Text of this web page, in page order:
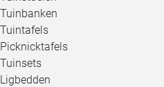
Tuinbanken
Tuintafels
Picknicktafels
Tuinsets
Ligbedden